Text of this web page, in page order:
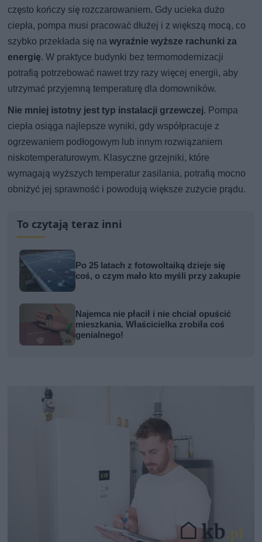
często kończy się rozczarowaniem. Gdy ucieka dużo
ciepła, pompa musi pracować dłużej i z większą mocą, co
szybko przekłada się nawyraźnie wyższe rachunki za
energię. W praktyce budynki bez termomodernizacji
potrafią potrzebować nawet trzy razy więcej energii, aby
utrzymać przyjemną temperaturę dla domowników.
Nie mniej istotny jest typ instalacji grzewczej. Pompa
ciepła osiąga najlepsze wyniki, gdy współpracuje z
ogrzewaniem podłogowym lub innym rozwiązaniem
niskotemperaturowym. Klasyczne grzejniki, które
wymagają wyższych temperatur zasilania, potrafią mocno
obniżyć jej sprawność i powodują większe zużycie prądu.
To czytają teraz inni
Po 25 latach z fotowoltaiką dzieje się
coś, o czym mało kto myśli przy zakupie
Najemca nie płacił i nie chciał opuścić
mieszkania. Właścicielka zrobiła coś
genialnego!